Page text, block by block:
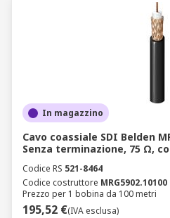
In magazzino
Cavo coassiale SDI Belden
Senza terminazione, 75 Ω,
Codice RS 521-8464
Codice costruttore MRG5902.10100
Prezzo per 1 bobina da 100 metri
195,52 €(IVA esclusa)